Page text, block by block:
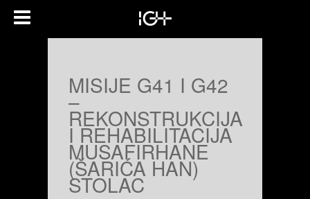
MISIJE G41 I G42
–
REKONSTRUKCIJA
I REHABILITACIJA
MUSAFIRHANE
(ŠARIĆA HAN)
STOLAC